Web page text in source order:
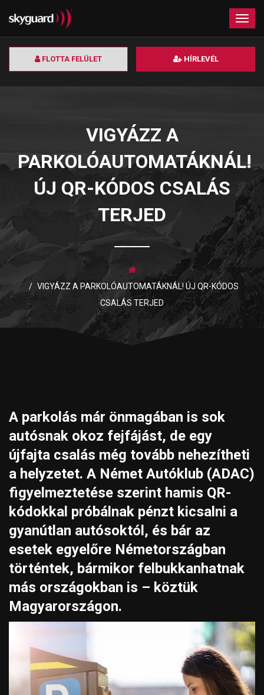
FLOTTA FELÜLET HÍRLEVÉL
×
VIGYÁZZ A
PARKOLÓAUTOMATÁKNÁL!
ÚJ QR-KÓDOS CSALÁS
TERJED
VIGYÁZZ A PARKOLÓAUTOMATÁKNÁL! ÚJ QR-KÓDOS
CSALÁS TERJED
A parkolás már önmagában is sok
autósnak okoz fejfájást, de egy
újfajta csalás még tovább nehezítheti
a helyzetet. A Német Autóklub (ADAC)
figyelmeztetése szerint hamis QR-
kódokkal próbálnak pénzt kicsalni a
gyanútlan autósoktól , és bár az
esetek egyelőre Németországban
történtek, bármikor felbukkanhatnak
más országokban is – köztük
Magyarországon.